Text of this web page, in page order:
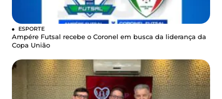
ESPORTE
Ampére Futsal recebe o Coronel em busca da liderança da
Copa União